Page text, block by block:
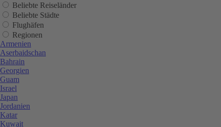
Beliebte Reiseländer
Beliebte Städte
Flughäfen
Regionen
Armenien
Aserbaidschan
Bahrain
Georgien
Guam
Israel
Japan
Jordanien
Katar
Kuwait